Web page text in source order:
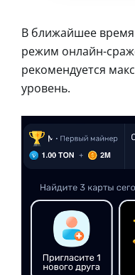
В ближайшее время
режим онлайн-
рекомендуется
уровень.